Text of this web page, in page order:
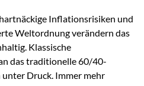
Inflationsrisiken und
Weltordnung verändern das
Klassische
das traditionelle 60/40-
Druck. Immer mehr